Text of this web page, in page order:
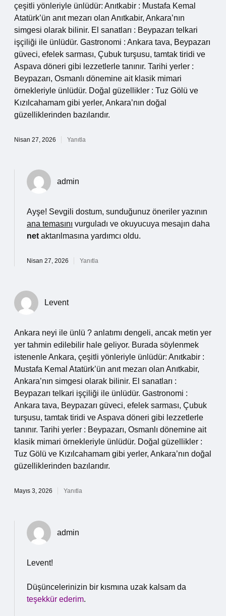
çeşitli yönleriyle ünlüdür: Anıtkabir : Mustafa Kemal
Atatürk’ün anıt mezarı olan Anıtkabir, Ankara’nın
simgesi olarak bilinir. El sanatları : Beypazarı telkari
işçiliği ile ünlüdür. Gastronomi : Ankara tava, Beypazarı
güveci, efelek sarması, Çubuk turşusu, tamtak tiridi ve
Aspava döneri gibi lezzetlerle tanınır. Tarihi yerler :
Beypazarı, Osmanlı dönemine ait klasik mimari
örnekleriyle ünlüdür. Doğal güzellikler : Tuz Gölü ve
Kızılcahamam gibi yerler, Ankara’nın doğal
güzelliklerinden bazılarıdır.
Nisan 27, 2026 Yanıtla
admin
Ayşe! Sevgili dostum, sunduğunuz öneriler yazının
ana temasını vurguladı ve okuyucuya mesajın daha
net aktarılmasına yardımcı oldu.
Nisan 27, 2026 Yanıtla
Levent
Ankara neyi ile ünlü ? anlatımı dengeli, ancak metin yer
yer tahmin edilebilir hale geliyor. Burada söylenmek
istenenle Ankara, çeşitli yönleriyle ünlüdür: Anıtkabir :
Mustafa Kemal Atatürk’ün anıt mezarı olan Anıtkabir,
Ankara’nın simgesi olarak bilinir. El sanatları :
Beypazarı telkari işçiliği ile ünlüdür. Gastronomi :
Ankara tava, Beypazarı güveci, efelek sarması, Çubuk
turşusu, tamtak tiridi ve Aspava döneri gibi lezzetlerle
tanınır. Tarihi yerler : Beypazarı, Osmanlı dönemine ait
klasik mimari örnekleriyle ünlüdür. Doğal güzellikler :
Tuz Gölü ve Kızılcahamam gibi yerler, Ankara’nın doğal
güzelliklerinden bazılarıdır.
Mayıs 3, 2026 Yanıtla
admin
Levent!
Düşüncelerinizin bir kısmına uzak kalsam da
teşekkür ederim.